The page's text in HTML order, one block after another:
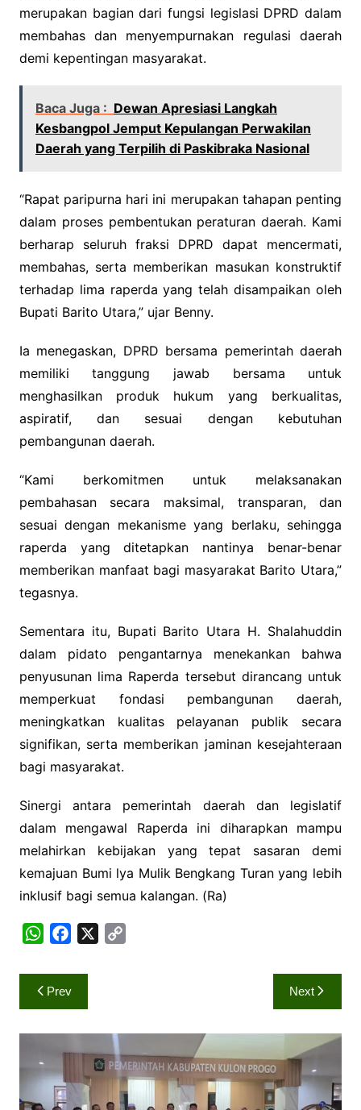
merupakan bagian dari fungsi legislasi DPRD dalam
membahas dan menyempurnakan regulasi daerah
demi kepentingan masyarakat.
Baca Juga : Dewan Apresiasi Langkah
Kesbangpol Jemput Kepulangan Perwakilan
Daerah yang Terpilih di Paskibraka Nasional
“Rapat paripurna hari ini merupakan tahapan penting
dalam proses pembentukan peraturan daerah. Kami
berharap seluruh fraksi DPRD dapat mencermati,
membahas, serta memberikan masukan konstruktif
terhadap lima raperda yang telah disampaikan oleh
Bupati Barito Utara,” ujar Benny.
Ia menegaskan, DPRD bersama pemerintah daerah
memiliki tanggung jawab bersama untuk
menghasilkan produk hukum yang berkualitas,
aspiratif, dan sesuai dengan kebutuhan
pembangunan daerah.
“Kami berkomitmen untuk melaksanakan
pembahasan secara maksimal, transparan, dan
sesuai dengan mekanisme yang berlaku, sehingga
raperda yang ditetapkan nantinya benar-benar
memberikan manfaat bagi masyarakat Barito Utara,”
tegasnya.
Sementara itu, Bupati Barito Utara H. Shalahuddin
dalam pidato pengantarnya menekankan bahwa
penyusunan lima Raperda tersebut dirancang untuk
memperkuat fondasi pembangunan daerah,
meningkatkan kualitas pelayanan publik secara
signifikan, serta memberikan jaminan kesejahteraan
bagi masyarakat.
Sinergi antara pemerintah daerah dan legislatif
dalam mengawal Raperda ini diharapkan mampu
melahirkan kebijakan yang tepat sasaran demi
kemajuan Bumi lya Mulik Bengkang Turan yang lebih
inklusif bagi semua kalangan. (Ra)
W
a
t
A
p
p
c
e
o
o
k
i
n
k
Navigasi
pos
Prev Next